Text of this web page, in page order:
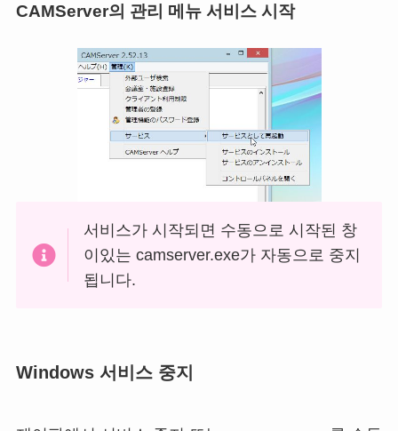
CAMServer의 관리 메뉴 서비스 시작
서비스가 시작되면 수동으로 시작된 창
이있는 camserver.exe가 자동으로 중지
됩니다.
Windows 서비스 중지